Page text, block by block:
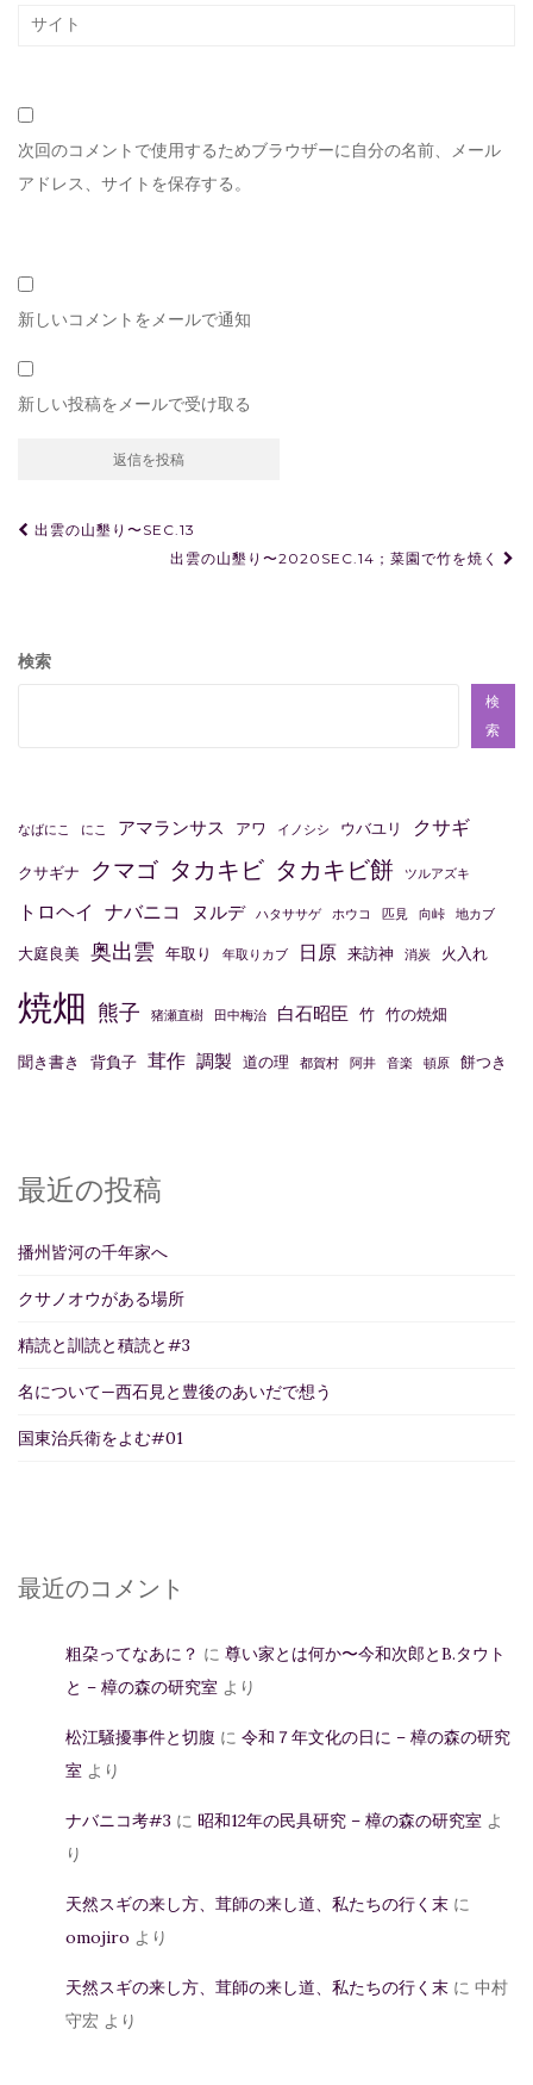
次回のコメントで使用するためブラウザーに自分の名前、メール
アドレス、サイトを保存する。
新しいコメントをメールで通知
新しい投稿をメールで受け取る
投
ゲ
ン
出雲の山墾り〜SEC.13
出雲の山墾り〜2020SEC.14；菜園で竹を焼く
検索
検
索
なばにこ にこ アマランサス アワ イノシシ ウバユリ クサギ
クサギナ クマゴ タカキビ タカキビ餅 ツルアズキ
トロヘイ ナバニコ ヌルデ ハタササゲ ホウコ 匹見 向峠 地カブ
大庭良美 奥出雲 年取り 年取りカブ 日原 来訪神 消炭 火入れ
焼畑 熊子 猪瀬直樹 田中梅治 白石昭臣 竹 竹の焼畑
聞き書き 背負子 茸作 調製 道の理 都賀村 阿井 音楽 頓原 餅つき
最近の投稿
播州皆河の千年家へ
クサノオウがある場所
精読と訓読と積読と#3
名について—西石見と豊後のあいだで想う
国東治兵衛をよむ#01
最近のコメント
粗朶ってなあに？ に 尊い家とは何か〜今和次郎とB.タウト
と – 樟の森の研究室 より
松江騒擾事件と切腹 に 令和７年文化の日に – 樟の森の研究
室 より
ナバニコ考#3 に 昭和12年の民具研究 – 樟の森の研究室 よ
り
天然スギの来し方、茸師の来し道、私たちの行く末 に
omojiro より
天然スギの来し方、茸師の来し道、私たちの行く末 に 中村
守宏 より